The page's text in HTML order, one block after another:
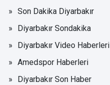
Son Dakika Diyarbakır
Diyarbakır Sondakika
Diyarbakır Video Haberleri
Amedspor Haberleri
Diyarbakır Son Haber